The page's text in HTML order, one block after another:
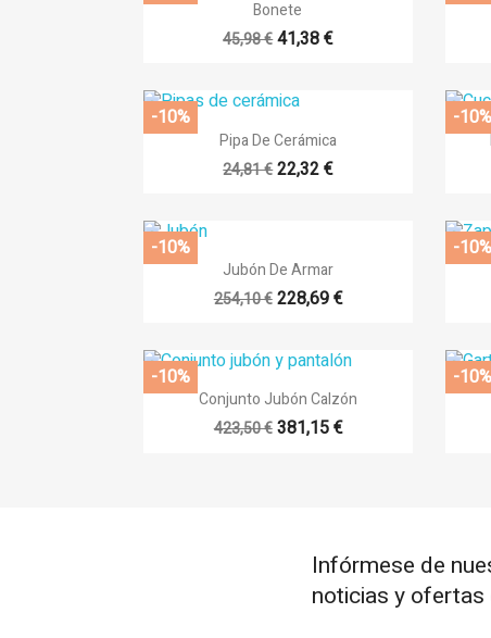
Vista rápida
Bonete
45,98 €41,38 €
 Vista rápida
Pipa De Cerámica
24,81 €22,32 €
-10% -10%
 Vista rápida
Jubón De Armar
254,10 € 228,69 €
-10% -10%
 Vista rápida
Conjunto Jubón Calzón
423,50 € 381,15 €
-10% -10%
Infórmese de
noticias y ofertas